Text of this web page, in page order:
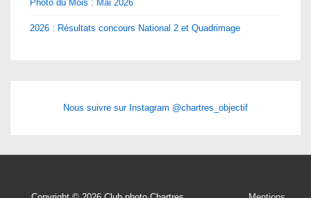
Photo du Mois : Mai 2026
2026 : Résultats concours National 2 et Quadrimage
Nous suivre sur Instagram @chartres_objectif